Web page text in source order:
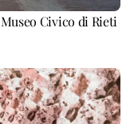
Museo Civico di Rieti